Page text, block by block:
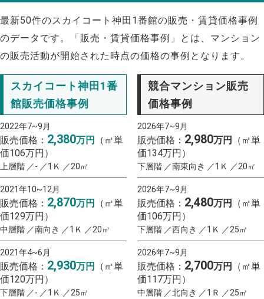
最新50件のスカイコート神田1番館の販売・賃貸価格事例
のデータです。「販売・賃貸価格事例」とは、マンション
の販売活動が開始された時点の価格の事例となります。
スカイコート神田1番
館販売価格事例
2022年7~9月
販売価格： 2,380万円
（㎡単
価106万円）
上層階 ／- ／1Ｋ ／20㎡
2021年10~12月
販売価格： 2,870万円
（㎡単
価129万円）
中層階 ／南向き ／1Ｋ ／20㎡
2021年4~6月
販売価格： 2,930万円
（㎡単
価120万円）
下層階 ／- ／1Ｋ ／25㎡
競合マンション販売
価格事例
2026年7~9月
販売価格： 2,980万円
（㎡単
価134万円）
下層階 ／南東向き ／1Ｋ ／20㎡
2026年7~9月
販売価格： 2,480万円
（㎡単
価106万円）
下層階 ／西向き ／1Ｋ ／25㎡
2026年7~9月
販売価格： 2,700万円
（㎡単
価117万円）
中層階 ／北向き ／1Ｒ ／25㎡